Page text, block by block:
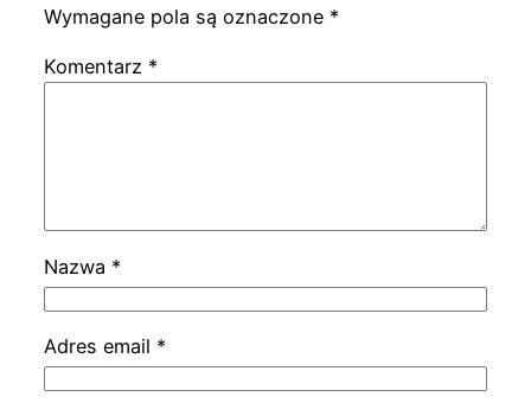
Wymagane pola są oznaczone *
Komentarz *
Nazwa *
Adres email *